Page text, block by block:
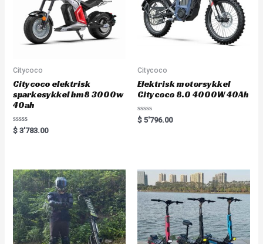
Citycoco
Citycoco elektrisk
sparkesykkel hm8 3000w
40ah
Rated
0
$ 3'783.00
Citycoco
Elektrisk motorsykkel
Citycoco 8.0 4000W 40Ah
Rated
0
$ 5'796.00